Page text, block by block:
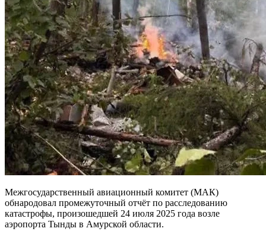
Межгосударственный авиационный комитет (МАК)
обнародовал промежуточный отчёт по расследованию
катастрофы, произошедшей 24 июля 2025 года возле
аэропорта Тынды в Амурской области.